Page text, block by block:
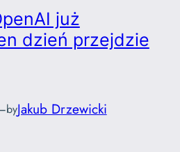
już
dzień przejdzie
byJakub Drzewicki